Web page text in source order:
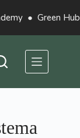
● Green Hub